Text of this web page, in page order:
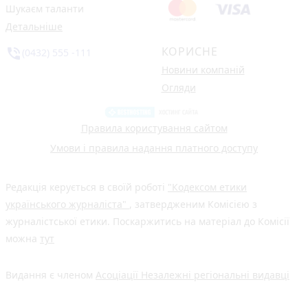
Шукаєм таланти
Детальніше
КОРИСНЕ
Новини компаній
Огляди
Правила користування сайтом
Умови і правила надання платного доступу
Редакція керується в своїй роботі "Кодексом етики
українського журналіста"
, затвердженим Комісією з
журналістської етики. Поскаржитись на матеріал до Комісії
можна тут
Видання є членом Асоціації Незалежні регіональні видавці